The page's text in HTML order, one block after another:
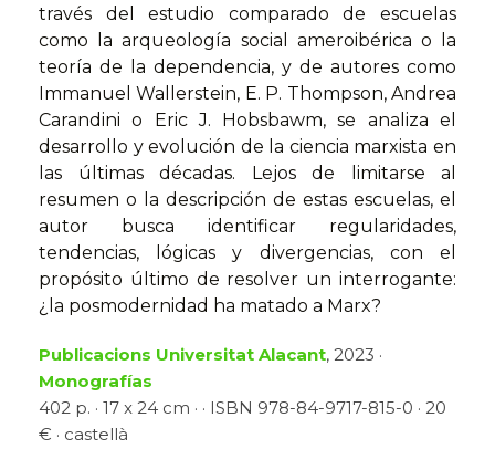
través del estudio comparado de escuelas
como la arqueología social ameroibérica o la
teoría de la dependencia, y de autores como
Immanuel Wallerstein, E. P. Thompson, Andrea
Carandini o Eric J. Hobsbawm, se analiza el
desarrollo y evolución de la ciencia marxista en
las últimas décadas. Lejos de limitarse al
resumen o la descripción de estas escuelas, el
autor busca identificar regularidades,
tendencias, lógicas y divergencias, con el
propósito último de resolver un interrogante:
¿la posmodernidad ha matado a Marx?
Publicacions Universitat Alacant, 2023 ·
Monografías
402 p. · 17 x 24 cm · · ISBN 978-84-9717-815-0 · 20
€ · castellà